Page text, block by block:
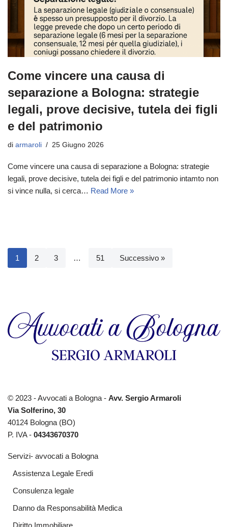
Come vincere una causa di
separazione a Bologna: strategie
legali, prove decisive, tutela dei figli
e del patrimonio
di armaroli 25 Giugno 2026
Come vincere una causa di separazione a Bologna: strategie
legali, prove decisive, tutela dei figli e del patrimonio intamto non
si vince nulla, si cerca… Read More »
1 2 3 … 51 Successivo »
© 2023 - Avvocati a Bologna - Avv. Sergio Armaroli
Via Solferino, 30
40124 Bologna (BO)
P. IVA - 04343670370
Servizi- avvocati a Bologna
Assistenza Legale Eredi
Consulenza legale
Danno da Responsabilità Medica
Diritto Immobiliare